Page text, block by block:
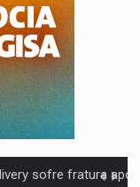
e as nuvens no céu de Rondônia –